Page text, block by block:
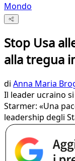
Mondo
Stop Usa
alla tregua
di Anna Maria
Il leader ucraino
Starmer: «Una
leadership degli